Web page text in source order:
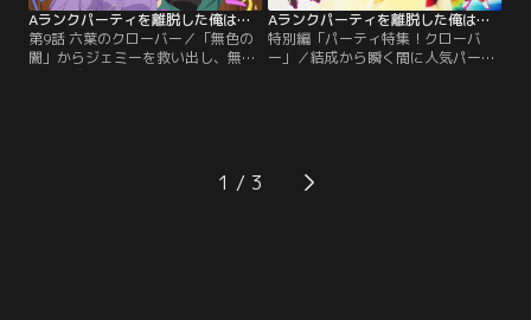
Aランクパーティを離脱した俺は、元教え子たちと迷宮深部を目指す。 第09話
第9話 六葉のクローバー／「無色の
闇」からジェミーを救い出し、無事
脱出に成功した「クローバー」の
ーティに加入し、1年間の冒険者資
格停止処分を受けることになったジ
Aランクパーティを離脱した俺は、元教え子たちと迷宮深部を目指す。 総集編
特別編「パーティ特集！クローバ
ー」／結成から瞬く間に人気パーテ
軌跡を、本人たちのコメントととも
に振り返る特別編。メンバーの得意
1